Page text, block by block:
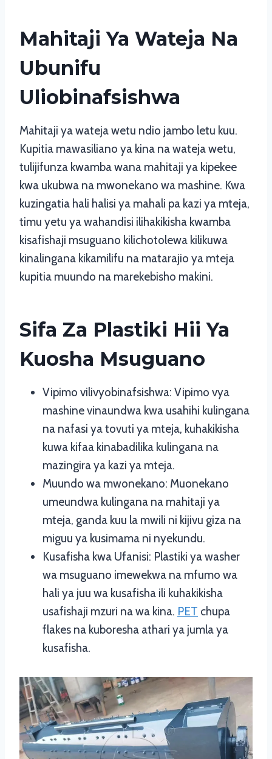
Mahitaji Ya Wateja Na
Ubunifu
Uliobinafsishwa
Mahitaji ya wateja wetu ndio jambo letu kuu.
Kupitia mawasiliano ya kina na wateja wetu,
tulijifunza kwamba wana mahitaji ya kipekee
kwa ukubwa na mwonekano wa mashine. Kwa
kuzingatia hali halisi ya mahali pa kazi ya mteja,
timu yetu ya wahandisi ilihakikisha kwamba
kisafishaji msuguano kilichotolewa kilikuwa
kinalingana kikamilifu na matarajio ya mteja
kupitia muundo na marekebisho makini.
Sifa Za Plastiki Hii Ya
Kuosha Msuguano
Vipimo vilivyobinafsishwa: Vipimo vya
mashine vinaundwa kwa usahihi kulingana
na nafasi ya tovuti ya mteja, kuhakikisha
kuwa kifaa kinabadilika kulingana na
mazingira ya kazi ya mteja.
Muundo wa mwonekano: Muonekano
umeundwa kulingana na mahitaji ya
mteja, ganda kuu la mwili ni kijivu giza na
miguu ya kusimama ni nyekundu.
Kusafisha kwa Ufanisi: Plastiki ya washer
wa msuguano imewekwa na mfumo wa
hali ya juu wa kusafisha ili kuhakikisha
usafishaji mzuri na wa kina. PET chupa
flakes na kuboresha athari ya jumla ya
kusafisha.